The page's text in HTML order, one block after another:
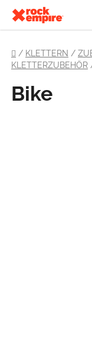
Inhalt
springen
Startseite
/ KLETTERN /
KLETTERZUBEHÖR
Bike